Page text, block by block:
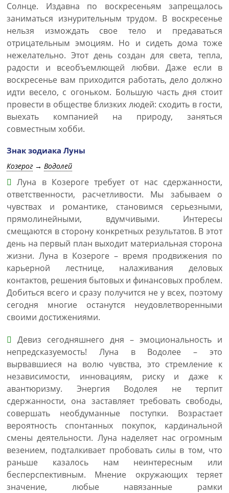
Солнце. Издавна по воскресеньям запрещалось
заниматься изнурительным трудом. В воскресенье
нельзя измождать свое тело и предаваться
отрицательным эмоциям. Но и сидеть дома тоже
нежелательно. Этот день создан для света, тепла,
радости и всеобъемлющей любви. Даже если в
воскресенье вам приходится работать, дело должно
идти весело, с огоньком. Большую часть дня стоит
провести в обществе близких людей: сходить в гости,
выехать компанией на природу, заняться
совместным хобби.
Знак зодиака Луны
Козерог → Водолей
Луна в Козероге требует от нас сдержанности,
ответственности, расчетливости. Мы забываем о
чувствах и романтике, становимся серьезными,
прямолинейными, вдумчивыми. Интересы
смещаются в сторону конкретных результатов. В этот
день на первый план выходит материальная сторона
жизни. Луна в Козероге – время продвижения по
карьерной лестнице, налаживания деловых
контактов, решения бытовых и финансовых проблем.
Добиться всего и сразу получится не у всех, поэтому
сегодня многие останутся неудовлетворенными
своими достижениями.
Девиз сегодняшнего дня – эмоциональность и
непредсказуемость! Луна в Водолее – это
вырвавшиеся на волю чувства, это стремление к
независимости, инновациям, риску и даже к
авантюризму. Энергия Водолея не терпит
сдержанности, она заставляет требовать свободы,
совершать необдуманные поступки. Возрастает
вероятность спонтанных покупок, кардинальной
смены деятельности. Луна наделяет нас огромным
везением, подталкивает пробовать силы в том, что
раньше казалось нам неинтересным или
бесперспективным. Мнение окружающих теряет
значение, любые навязанные рамки